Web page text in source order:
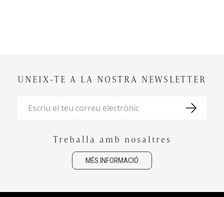
UNEIX-TE A LA NOSTRA NEWSLETTER
Treballa amb nosaltres
MÉS INFORMACIÓ